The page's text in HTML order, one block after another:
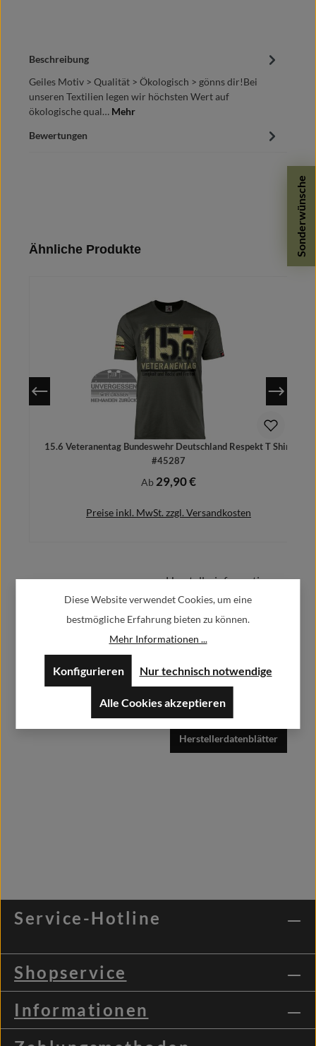
Sonderwünsche
Beschreibung
Geiles Motiv > Qualität > Ökologisch > gönns dir!Bei
unseren Textilien legen wir höchsten Wert auf
ökologische qual… Mehr
Bewertungen
Produktgalerie überspringen
Ähnliche Produkte
15.6 Veteranentag Bundeswehr Deutschland Respekt T Shirt
#45287
Regulärer Preis:
Ab 29,90 €
Preise inkl. MwSt. zzgl. Versandkosten
Details
Herstellerinformationen:
Alfa GmbH / Alfashirt
Weisweilerstr.20-22
Herstellerdatenblätter
Service-Hotline
Shopservice
Informationen
Diese Website verwendet Cookies, um eine
bestmögliche Erfahrung bieten zu können.
Mehr Informationen ...
Nur technisch notwendige
Konfigurieren
Alle Cookies akzeptieren